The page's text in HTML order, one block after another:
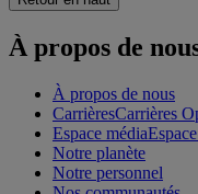
À propos de
À propos de nous
CarrièresCarrières
Espace média
Notre planète
Notre personnel